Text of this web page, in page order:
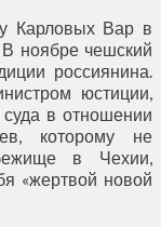
Карловых Вар в
ноябре чешский
россиянина.
юстиции,
в отношении
которому не
в Чехии,
«жертвой новой